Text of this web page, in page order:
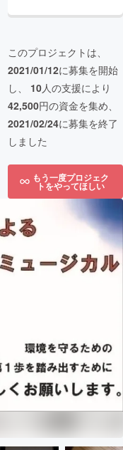
このプロジェクトは、
2021/01/12に募集を開始
し、 10人の支援により
42,500円の資金を集め、
2021/02/24に募集を終了
しました
もう一度プロジェク
トをやってほしい